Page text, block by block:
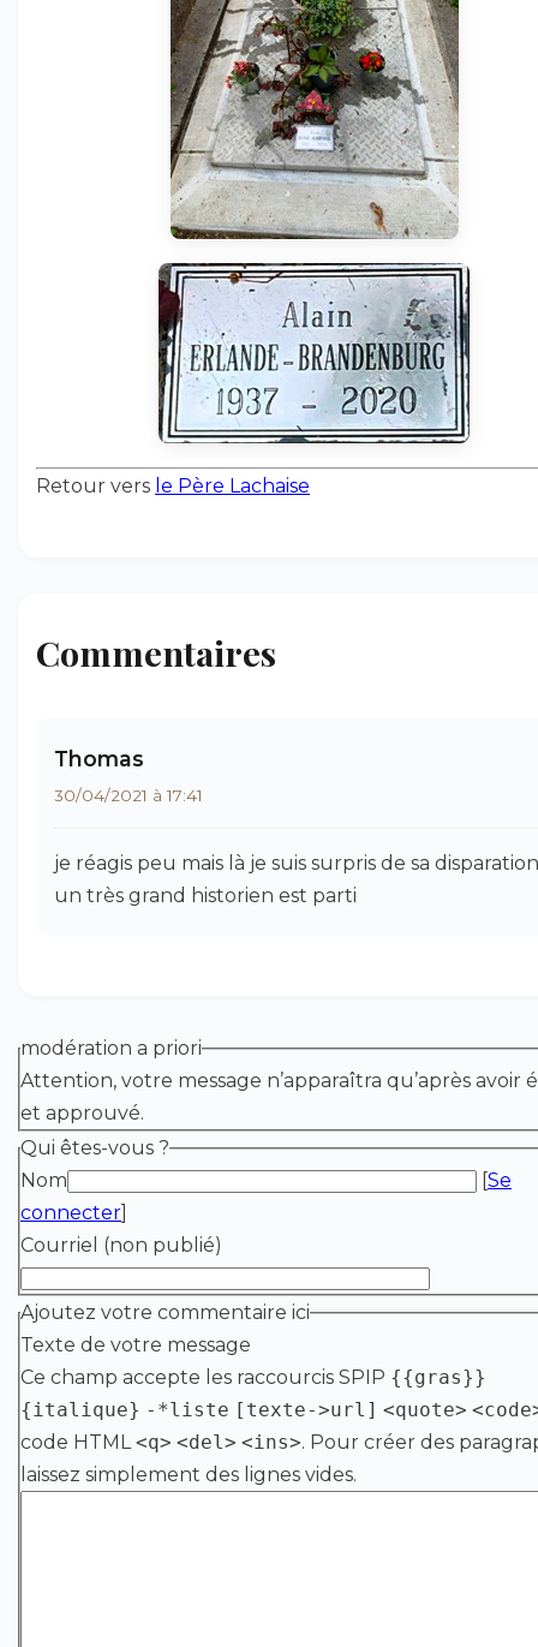
Retour vers le Père Lachaise
Commentaires
Thomas
30/04/2021 à 17:41
je réagis peu mais là je suis surpris de sa
un très grand historien est parti
modération a priori
Attention, votre message n’apparaîtra qu’après avoir
et approuvé.
Qui êtes-vous ?
Nom
[Se
connecter]
Courriel (non publié)
Ajoutez votre commentaire ici
Texte de votre message
Ce champ accepte les raccourcis SPIP {{gras}}
{italique} -*liste [texte->url] <quote>
code HTML<q> <del> <ins>. Pour créer des
laissez simplement des lignes vides.